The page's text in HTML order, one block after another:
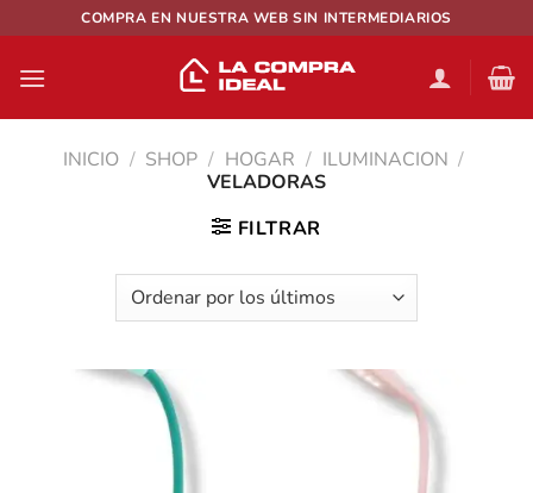
al
contenido
COMPRA EN NUESTRA WEB SIN INTERMEDIARIOS
INICIO / SHOP / HOGAR / ILUMINACION /
VELADORAS
FILTRAR